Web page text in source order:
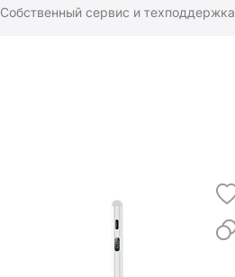
Собственный сервис и техподдержка